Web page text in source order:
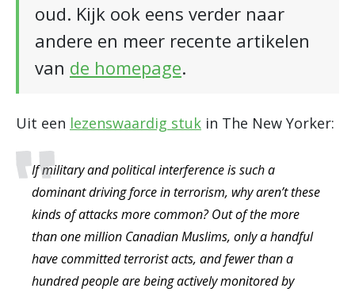
oud. Kijk ook eens verder naar
andere en meer recente artikelen
van de homepage.
Uit een lezenswaardig stuk in The New Yorker:
If military and political interference is such a
dominant driving force in terrorism, why aren’t these
kinds of attacks more common? Out of the more
than one million Canadian Muslims, only a handful
have committed terrorist acts, and fewer than a
hundred people are being actively monitored by